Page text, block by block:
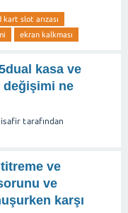
kart slot arızası
ekran kalkması
kasa ve
değişimi ne
tarafından
ve
ve
karşı